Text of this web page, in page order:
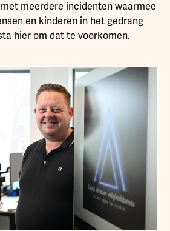
meerdere incidenten waarmee
en kinderen in het gedrang
hier om dat te voorkomen.